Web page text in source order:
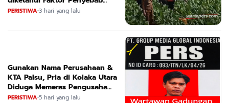
Suara
PERISTIWA•3 hari yang lalu
Gunakan Nama Perusahaan &
KTA Palsu, Pria di Kolaka Utara
Diduga Memeras Pengusaha
Tambang dan Minyak
PERISTIWA•5 hari yang lalu